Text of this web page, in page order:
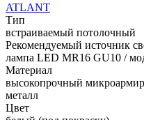
ATLANT
Тип
встраиваемый потолочный
Рекомендуемый источник
лампа LED MR16 GU10 /
Материал
высокопрочный
металл
Цвет